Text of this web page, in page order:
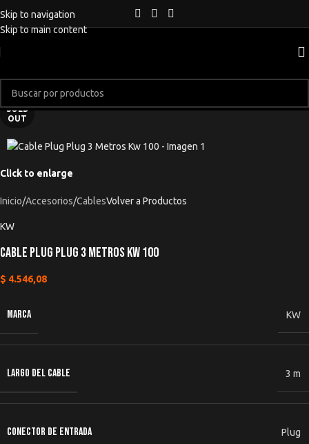
Skip to navigation
Skip to main content
SOLD
OUT
Click to enlarge
Inicio/Accesorios/CablesVolver a Productos
KW
Cable Plug Plug 3 Metros Kw 100
$ 4.546,08
MARCA KW
LARGO DEL CABLE 3 m
CONECTOR DE ENTRADA Plug